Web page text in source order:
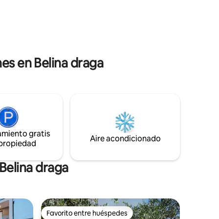
en Belina draga
gratis
Aire acondicionado
draga
Favorito entre huéspedes